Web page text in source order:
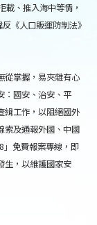
、推入海中等情，
《人口販運防制法》
從掌握，易夾雜有心
：國安、治安、平
緝工作，以阻絕國外
索及通報外國、中國
」免費報案專線，即
生，以維護國家安